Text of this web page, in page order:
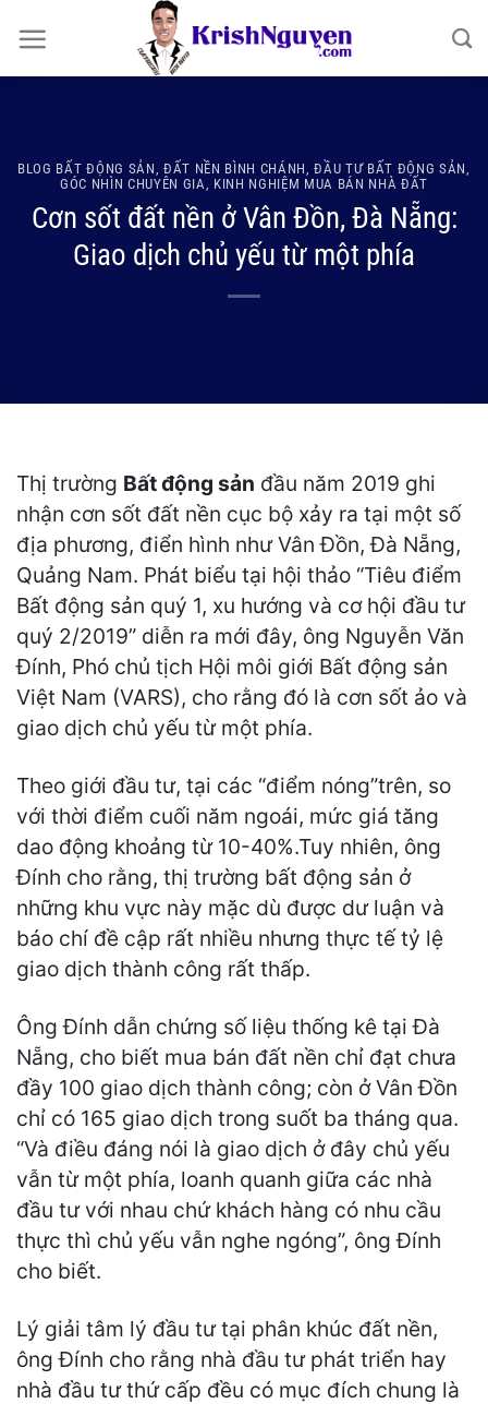
qua
nội
BLOG BẤT ĐỘNG SẢN ĐẤT NỀN BÌNH CHÁNH ,ĐẦU TƯ BẤT ĐỘNG SẢN
GÓC NHÌN CHUYÊN GIA
KINH NGHIỆM MUA BÁN NHÀ ĐẤT
Cơn sốt đất nền ở Vân Đồn, Đà Nẵng:
Giao dịch chủ yếu từ một phía
Thị trường Bất động sản đầu năm 2019 ghi
nhận cơn sốt đất nền cục bộ xảy ra tại một số
địa phương, điển hình như Vân Đồn, Đà Nẵng,
Quảng Nam. Phát biểu tại hội thảo “Tiêu điểm
Bất động sản quý 1, xu hướng và cơ hội đầu tư
quý 2/2019” diễn ra mới đây, ông Nguyễn Văn
Đính, Phó chủ tịch Hội môi giới Bất động sản
Việt Nam (VARS), cho rằng đó là cơn sốt ảo và
giao dịch chủ yếu từ một phía.
Theo giới đầu tư, tại các “điểm nóng”trên, so
với thời điểm cuối năm ngoái, mức giá tăng
dao động khoảng từ 10-40%.Tuy nhiên, ông
Đính cho rằng, thị trường bất động sản ở
những khu vực này mặc dù được dư luận và
báo chí đề cập rất nhiều nhưng thực tế tỷ lệ
giao dịch thành công rất thấp.
Ông Đính dẫn chứng số liệu thống kê tại Đà
Nẵng, cho biết mua bán đất nền chỉ đạt chưa
đầy 100 giao dịch thành công; còn ở Vân Đồn
chỉ có 165 giao dịch trong suốt ba tháng qua.
“Và điều đáng nói là giao dịch ở đây chủ yếu
vẫn từ một phía, loanh quanh giữa các nhà
đầu tư với nhau chứ khách hàng có nhu cầu
thực thì chủ yếu vẫn nghe ngóng”, ông Đính
cho biết.
Lý giải tâm lý đầu tư tại phân khúc đất nền,
ông Đính cho rằng nhà đầu tư phát triển hay
nhà đầu tư thứ cấp đều có mục đích chung là